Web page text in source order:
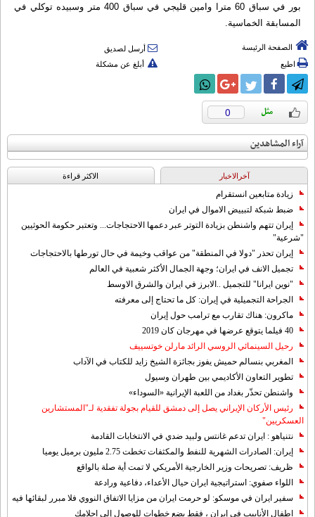
بور في سباق 60 مترا وامين قليجي في سباق 400 متر وسبيده توكلي في
المسابقة الخماسية.
الصفحة الرئيسة
أرسل لصديق
اطبع
أبلغ عن مشكلة
0
آراء المشاهدين
آخرالاخبار الاکثر قراءة
زيادة متابعين انستقرام
ضبط شبكة لتبييض الاموال في ايران
إيران تتهم واشنطن بزيادة التوتر عبر دعمها الاحتجاجات... وتعتبر حكومة الحوثيين
"شرعية"
إيران تحذر "دولا في المنطقة" من عواقب وخيمة في حال تورطها بالاحتجاجات
تجميل الانف في ايران؛ وجهة الجمال الأكثر شعبية في العالم
"نوين ايرانا" للتجميل ..الابرز في ايران والشرق الاوسط
الجراحة التجميلية في إيران: كل ما تحتاج إلى معرفته
ماكرون: هناك تقارب مع ترامب حول إيران
40 فيلما يتوقع عرضها في مهرجان كان 2019
رحيل السينمائي الروسي الرائد مارلن خوتسييف
المغربي بنسالم حميش يفوز بجائزة الشيخ زايد للكتاب في الآداب
تطوير التعاون الأكاديمي بين طهران وسيول
واشنطن تحذّر بغداد من اللعبة الإيرانية «السوداء»
رئيس الأركان الإيراني يصل إلى دمشق للقيام بجولة تفقدية لـ"المستشارين
العسكريين"
نتنياهو : ايران تدعم غانتس ولبيد ضدي في الانتخابات القادمة
إيران: الصادرات الشهریة للنفط والمكثفات تخطت 2.75 مليون برميل يوميا
ظريف: تصريحات وزير الخارجية الأمريكي لا تمت أية صلة بالواقع
اللواء صفوي: استراتيجية ايران حيال الأعداء، دفاعية ورادعة
سفير ايران في موسكو: لو حرمت ايران من مزايا الاتفاق النووي فلا مبرر لبقائها فيه
اطفال الأنابيب في إيران ، فقط بضع خطوات للوصول إلى احلامك